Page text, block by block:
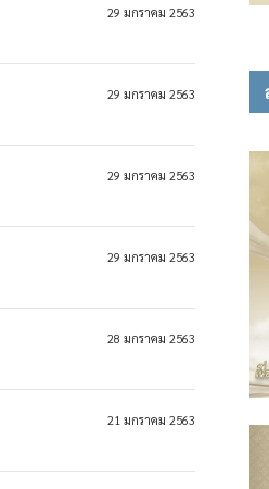
29 มกราคม 2563
29 มกราคม 2563
29 มกราคม 2563
29 มกราคม 2563
28 มกราคม 2563
21 มกราคม 2563